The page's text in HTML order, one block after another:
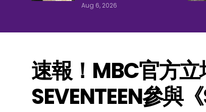
Aug 6, 2026
速報！MBC官方
SEVENTEEN參與